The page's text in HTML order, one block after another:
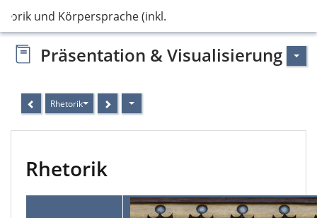
und Körpersprache (inkl. Stimme)
Präsentation & Visualisierung
Rhetorik
Rhetorik